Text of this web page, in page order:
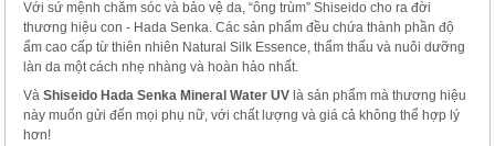
Với sứ mệnh chăm sóc và bảo vệ da, “ông trùm” Shiseido cho ra đời
thương hiệu con - Hada Senka. Các sản phẩm đều chứa thành phần độ
ẩm cao cấp từ thiên nhiên Natural Silk Essence, thẩm thấu và nuôi dưỡng
làn da một cách nhẹ nhàng và hoàn hảo nhất.
Và Shiseido Hada Senka Mineral Water UV là sản phẩm mà thương hiệu
này muốn gửi đến mọi phụ nữ, với chất lượng và giá cả không thể hợp lý
hơn!